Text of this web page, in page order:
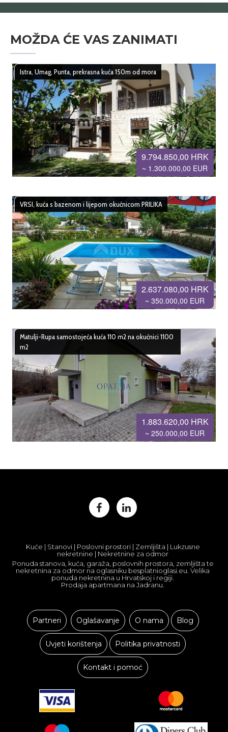
MOŽDA ĆE VAS ZANIMATI
9.794.850,00 HRK
~ 1.300.000,00 EUR
Istra, Umag, Punta, prekrasna kuća 150m od mora
2.637.080,00 HRK
~ 350.000,00 EUR
VRSI, kuća s bazenom i lijepom okućnicom PRILIKA
1.883.620,00 HRK
~ 250.000,00 EUR
Matulji-Rupa samostojeća kuća 110 m2 na okućnici 1100
m2
Kuće | Stanovi | Poslovni prostori | Zemljišta | Lukzusne
nekretnine | Nekretnine za odmor
Ponuda stanova, kuća, garaža, poslovnih prostora, zemljišta te
nekretnina za odmor na oglasniku besplatnioglasi.eu. Velika
ponuda nekretnina u Hrvatskoj i regiji.
Prodaja apartmana na Jadranu.
Partneri Oglašavanje O nama Blog
Uvjeti korištenja Politika privatnosti
Kontakt i pomoć